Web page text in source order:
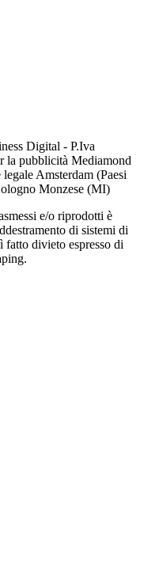
Digital - P.Iva
la pubblicità Mediamond
Amsterdam (Paesi
Monzese (MI)
e/o riprodotti è
di sistemi di
divieto espresso di